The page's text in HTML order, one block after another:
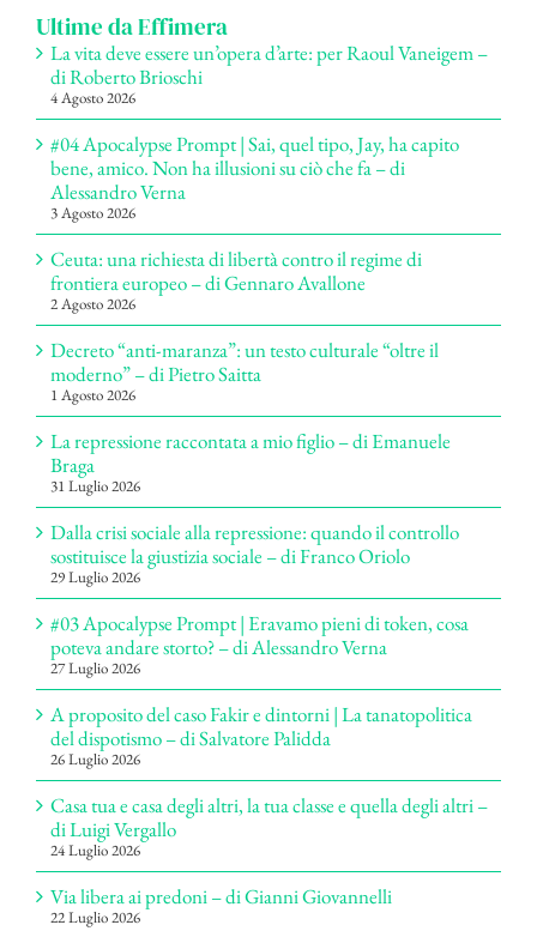
Ultime da Effimera
La vita deve essere un’opera d’arte: per Raoul Vaneigem –
di Roberto Brioschi
4 Agosto 2026
#04 Apocalypse Prompt | Sai, quel tipo, Jay, ha capito
bene, amico. Non ha illusioni su ciò che fa – di
Alessandro Verna
3 Agosto 2026
Ceuta: una richiesta di libertà contro il regime di
frontiera europeo – di Gennaro Avallone
2 Agosto 2026
Decreto “anti-maranza”: un testo culturale “oltre il
moderno” – di Pietro Saitta
1 Agosto 2026
La repressione raccontata a mio figlio – di Emanuele
Braga
31 Luglio 2026
Dalla crisi sociale alla repressione: quando il controllo
sostituisce la giustizia sociale – di Franco Oriolo
29 Luglio 2026
#03 Apocalypse Prompt | Eravamo pieni di token, cosa
poteva andare storto? – di Alessandro Verna
27 Luglio 2026
A proposito del caso Fakir e dintorni | La tanatopolitica
del dispotismo – di Salvatore Palidda
26 Luglio 2026
Casa tua e casa degli altri, la tua classe e quella degli altri –
di Luigi Vergallo
24 Luglio 2026
Via libera ai predoni – di Gianni Giovannelli
22 Luglio 2026